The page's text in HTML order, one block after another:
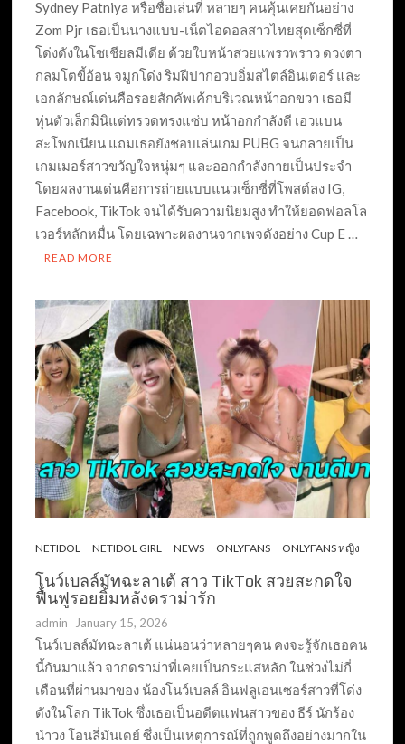
Sydney Patniya หรือชื่อเล่นที่ หลายๆ คนคุ้นเคยกันอย่าง
Zom Pjr เธอเป็นนางแบบ-เน็ตไอดอลสาวไทยสุดเซ็กซี่ที่
โด่งดังในโซเชียลมีเดีย ด้วยใบหน้าสวยแพรวพราว ดวงตา
กลมโตขี้อ้อน จมูกโด่ง ริมฝีปากอวบอิ่มสไตล์อินเตอร์ และ
เอกลักษณ์เด่นคือรอยสักคัพเค้กบริเวณหน้าอกขวา เธอมี
หุ่นตัวเล็กมินิแต่ทรวดทรงแซ่บ หน้าอกกำลังดี เอวแบน
สะโพกเนียน แถมเธอยังชอบเล่นเกม PUBG จนกลายเป็น
เกมเมอร์สาวขวัญใจหนุ่มๆ และออกกำลังกายเป็นประจำ
โดยผลงานเด่นคือการถ่ายแบบแนวเซ็กซี่ที่โพสต์ลง IG,
Facebook, TikTok จนได้รับความนิยมสูง ทำให้ยอดฟอลโล
เวอร์หลักหมื่น โดยเฉพาะผลงานจากเพจดังอย่าง Cup E …
READ MORE
NETIDOL NETIDOL GIRL NEWS ONLYFANS ONLYFANS หญิง
โนว์เบลล์มัทฉะลาเต้ สาว TikTok สวยสะกดใจ
ฟื้นฟูรอยยิ้มหลังดราม่ารัก
admin January 15, 2026
โนว์เบลล์มัทฉะลาเต้ แน่นอนว่าหลายๆคน คงจะรู้จักเธอคน
นี้กันมาแล้ว จากดราม่าที่เคยเป็นกระแสหลัก ในช่วงไม่กี่
เดือนที่ผ่านมาของ น้องโนว์เบลล์ อินฟลูเอนเซอร์สาวที่โด่ง
ดังในโลก TikTok ซึ่งเธอเป็นอดีตแฟนสาวของ ธีร์ นักร้อง
นำวง โอนลี่มันเดย์ ซึ่งเป็นเหตุการณ์ที่ถูกพูดถึงอย่างมากใน